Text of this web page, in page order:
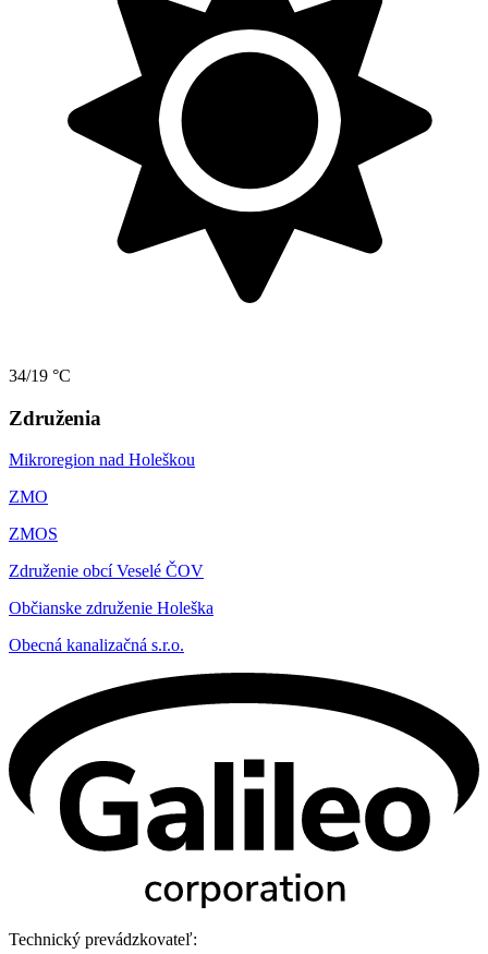
34/19 °C
Združenia
Mikroregion nad Holeškou
ZMO
ZMOS
Združenie obcí Veselé ČOV
Občianske združenie Holeška
Obecná kanalizačná s.r.o.
Technický prevádzkovateľ: